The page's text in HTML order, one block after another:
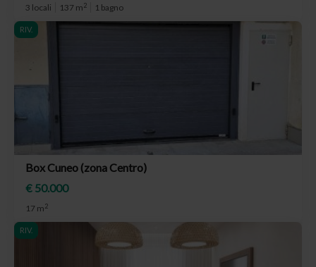
3 locali 137 m2 1 bagno
RIV.
Box Cuneo (zona Centro)
€ 50.000
17 m2
RIV.